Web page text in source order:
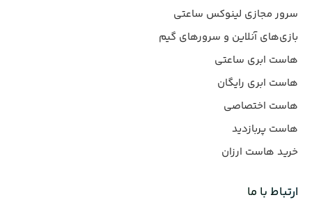
سرور مجازی لینوکس ساعتی
بازی‌های آنلاین و سرورهای گیم
هاست ابری ساعتی
هاست ابری رایگان
هاست اختصاصی
هاست پربازدید
خرید هاست ارزان
ارتباط با ما